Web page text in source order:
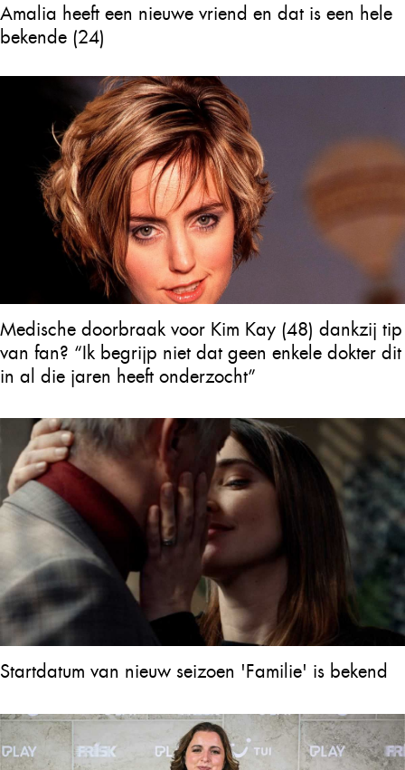
Amalia heeft een nieuwe vriend en dat is een hele
bekende (24)
Medische doorbraak voor Kim Kay (48) dankzij tip
van fan? “Ik begrijp niet dat geen enkele dokter dit
in al die jaren heeft onderzocht”
Startdatum van nieuw seizoen 'Familie' is bekend